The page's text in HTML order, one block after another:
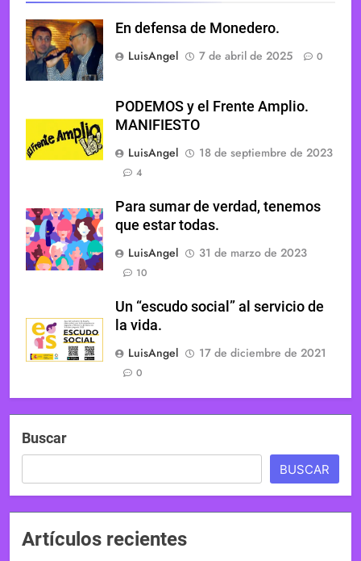
En defensa de Monedero.
LuisAngel
7 de abril de 2025 0
PODEMOS y el Frente Amplio.
MANIFIESTO
LuisAngel
18 de septiembre de 2023
4
Para sumar de verdad, tenemos
que estar todas.
LuisAngel
31 de marzo de 2023
10
Un “escudo social” al servicio de
la vida.
LuisAngel
17 de diciembre de 2021
0
Buscar
BUSCAR
Artículos recientes